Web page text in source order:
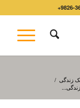
زندگی /